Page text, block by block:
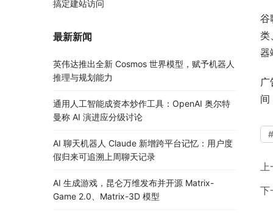
谷
类
器
间
下
搞定建站访问
最新新闻
英伟达推出全新 Cosmos 世界模型，赋予机器人
推理与规划能力
通用人工智能成资本炒作工具：OpenAI 奥尔特
曼称 AI 演进应分级讨论
AI 聊天机器人 Claude 新增跨平台记忆：用户度
假归来可追溯上周聊天记录
AI 生成游戏，昆仑万维发布并开源 Matrix-
Game 2.0、Matrix-3D 模型